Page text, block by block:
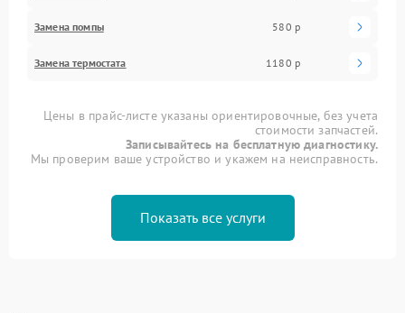
Замена помпы 580 р
Замена термостата 1180 р
Цены в прайс-листе указаны ориентировочные, без учета
стоимости запчастей.
Записывайтесь на бесплатную диагностику.
Мы проверим ваше устройство и укажем на неисправность.
Показать все услуги